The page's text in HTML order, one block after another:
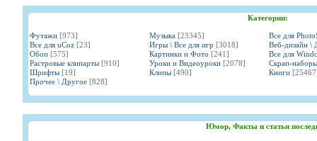
Категории:
Футажи [973] Музыка [23345]
Все для
Все для uCoz [23] Игры \ Все для игр [3018]
Веб-дизайн \
Обои [575] Картинки и Фото [241]
Все для
Растровые клипарты [910] Уроки и Видеоуроки [2078]
Скрап-наборы
Шрифты [19] Клипы [490] Книги
Прочее \ Другое [828]
Юмор, Факты и статьи